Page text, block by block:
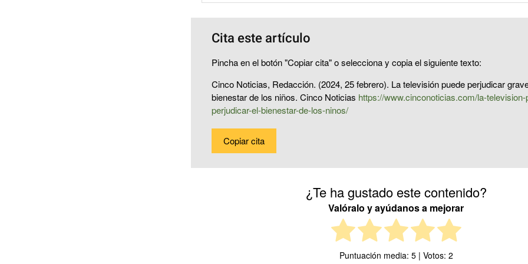
Cita este artículo
Pincha en el botón "Copiar cita" o selecciona y copia el siguiente texto:
Cinco Noticias, Redacción. (2024, 25 febrero). La televisión puede perjudicar
bienestar de los niños. Cinco Noticias https://www.cinconoticias.com/la-television-
perjudicar-el-bienestar-de-los-ninos/
Copiar cita
¿Te ha gustado este contenido?
Valóralo y ayúdanos a mejorar
Puntuación media: 5| Votos: 2